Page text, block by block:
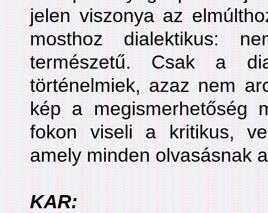
jelen viszonya az
mosthoz dialektikus:
természetű. Csak a
történelmiek, azaz nem
kép a megismerhetőség
fokon viseli a kritikus,
amely minden olvasásnak
KAR: